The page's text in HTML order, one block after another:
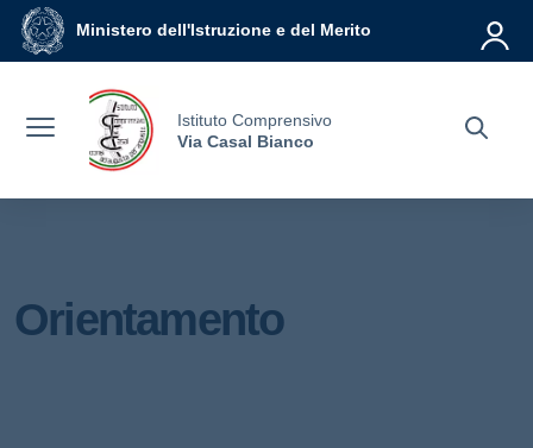
Vai ai contenuti
Vai al menu di navigazione
Vai al footer
Ministero dell'Istruzione e del Merito
Istituto Comprensivo
Via Casal Bianco
Orientamento